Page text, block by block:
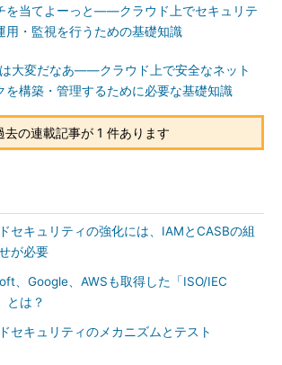
を当てよーっと――クラウド上でセキュリテ
用・監視を行うための基礎知識
大変だなあ――クラウド上で安全なネット
を構築・管理するために必要な基礎知識
去の連載記事が 1 件あります
セキュリティの強化には、IAMとCASBの組
が必要
、Google、AWSも取得した「ISO/IEC
とは？
セキュリティのメカニズムとテスト